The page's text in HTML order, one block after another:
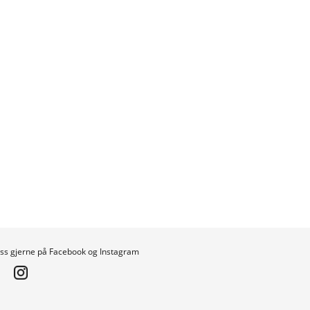
gjerne på Facebook og Instagram